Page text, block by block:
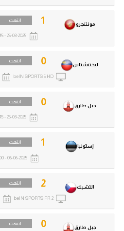
جبل طارق 0 انتهت
التشيك 2 انتهت
beIN SPORTS FR 2
إستونيا 1 انتهت
06-06-2025 - 00:00
جبل طارق 0 انتهت
25-03-2025 - 19:45
ليختنشتاين 0 انتهت
beIN SPORTS 5 HD
مونتنجرو 1 انتهت
25-03-2025 - 19:45